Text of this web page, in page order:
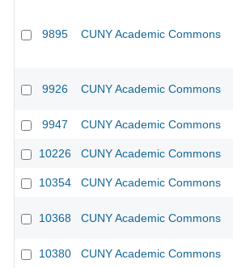
9895 CUNY Academic Commons
9926 CUNY Academic Commons
9947 CUNY Academic Commons
10226 CUNY Academic Commons
10354 CUNY Academic Commons
10368 CUNY Academic Commons
10380 CUNY Academic Commons